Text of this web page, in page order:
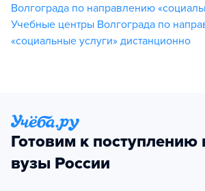
Волгограда по направлению
Учебные центры Волгограда по
«социальные услуги» дистанционно
Готовим к
вузы России